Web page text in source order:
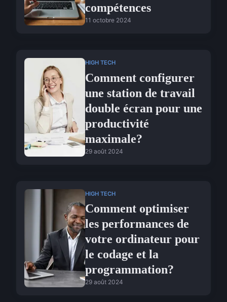
compétences
11 octobre 2024
HIGH TECH
Comment configurer
une station de travail
double écran pour une
productivité
maximale?
29 août 2024
HIGH TECH
Comment optimiser
les performances de
votre ordinateur pour
le codage et la
programmation?
29 août 2024